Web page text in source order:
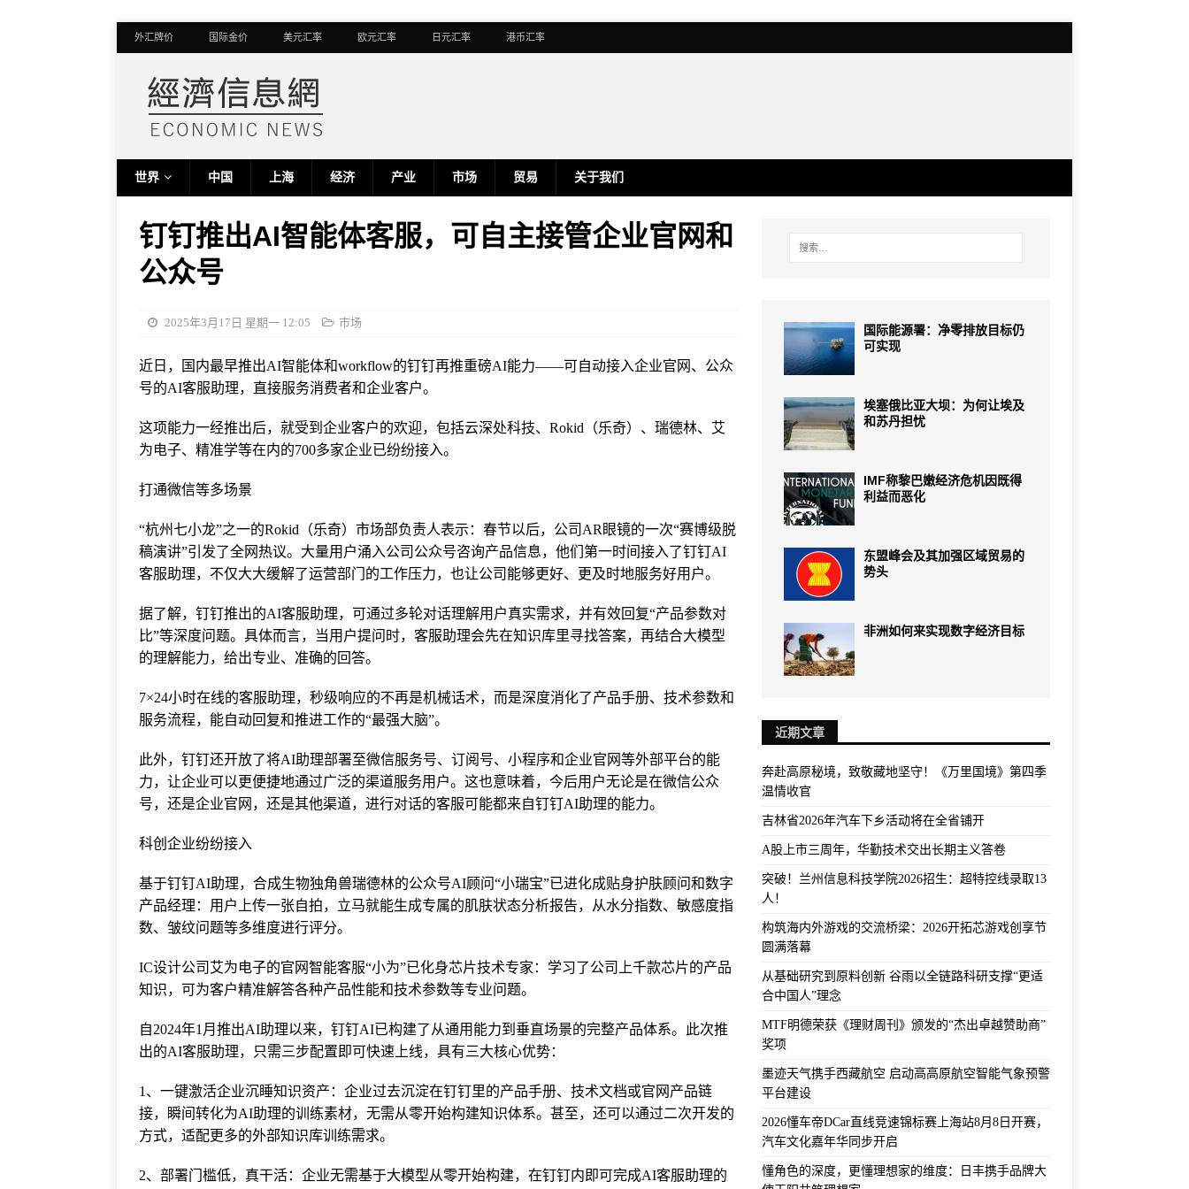
外汇牌价 国际金价 美元汇率 欧元汇率 日元汇率 港币汇率
世界 中国 上海 经济 产业 市场 贸易 关于我们
钉钉推出AI智能体客服，可自主接管企业官网和
公众号
2025年3月17日 星期一 12:05 市场
近日，国内最早推出AI智能体和workflow的钉钉再推重磅AI能力——可自动接入企业官网、公众
号的AI客服助理，直接服务消费者和企业客户。
这项能力一经推出后，就受到企业客户的欢迎，包括云深处科技、Rokid（乐奇）、瑞德林、艾
为电子、精准学等在内的700多家企业已纷纷接入。
打通微信等多场景
“杭州七小龙”之一的Rokid（乐奇）市场部负责人表示：春节以后，公司AR眼镜的一次“赛博级脱
稿演讲”引发了全网热议。大量用户涌入公司公众号咨询产品信息，他们第一时间接入了钉钉AI
客服助理，不仅大大缓解了运营部门的工作压力，也让公司能够更好、更及时地服务好用户。
据了解，钉钉推出的AI客服助理，可通过多轮对话理解用户真实需求，并有效回复“产品参数对
比”等深度问题。具体而言，当用户提问时，客服助理会先在知识库里寻找答案，再结合大模型
的理解能力，给出专业、准确的回答。
7×24小时在线的客服助理，秒级响应的不再是机械话术，而是深度消化了产品手册、技术参数和
服务流程，能自动回复和推进工作的“最强大脑”。
此外，钉钉还开放了将AI助理部署至微信服务号、订阅号、小程序和企业官网等外部平台的能
力，让企业可以更便捷地通过广泛的渠道服务用户。这也意味着，今后用户无论是在微信公众
号，还是企业官网，还是其他渠道，进行对话的客服可能都来自钉钉AI助理的能力。
科创企业纷纷接入
基于钉钉AI助理，合成生物独角兽瑞德林的公众号AI顾问“小瑞宝”已进化成贴身护肤顾问和数字
产品经理：用户上传一张自拍，立马就能生成专属的肌肤状态分析报告，从水分指数、敏感度指
数、皱纹问题等多维度进行评分。
IC设计公司艾为电子的官网智能客服“小为”已化身芯片技术专家：学习了公司上千款芯片的产品
知识，可为客户精准解答各种产品性能和技术参数等专业问题。
自2024年1月推出AI助理以来，钉钉AI已构建了从通用能力到垂直场景的完整产品体系。此次推
出的AI客服助理，只需三步配置即可快速上线，具有三大核心优势：
1、一键激活企业沉睡知识资产：企业过去沉淀在钉钉里的产品手册、技术文档或官网产品链
接，瞬间转化为AI助理的训练素材，无需从零开始构建知识体系。甚至，还可以通过二次开发的
方式，适配更多的外部知识库训练需求。
2、部署门槛低，真干活：企业无需基于大模型从零开始构建，在钉钉内即可完成AI客服助理的
国际能源署：净零排放目标仍
可实现
埃塞俄比亚大坝：为何让埃及
和苏丹担忧
IMF称黎巴嫩经济危机因既得
利益而恶化
东盟峰会及其加强区域贸易的
势头
非洲如何来实现数字经济目标
近期文章
奔赴高原秘境，致敬藏地坚守！《万里国境》第四季
温情收官
吉林省2026年汽车下乡活动将在全省铺开
A股上市三周年，华勤技术交出长期主义答卷
突破！兰州信息科技学院2026招生：超特控线录取13
人！
构筑海内外游戏的交流桥梁：2026开拓芯游戏创享节
圆满落幕
从基础研究到原料创新 谷雨以全链路科研支撑“更适
合中国人”理念
MTF明德荣获《理财周刊》颁发的“杰出卓越赞助商”
奖项
墨迹天气携手西藏航空 启动高高原航空智能气象预警
平台建设
2026懂车帝DCar直线竞速锦标赛上海站8月8日开赛，
汽车文化嘉年华同步开启
懂角色的深度，更懂理想家的维度：日丰携手品牌大